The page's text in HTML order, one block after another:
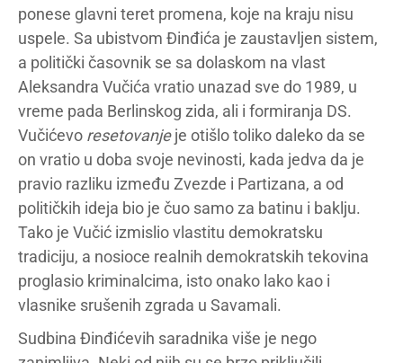
ponese glavni teret promena, koje na kraju nisu
uspele. Sa ubistvom Đinđića je zaustavljen sistem,
a politički časovnik se sa dolaskom na vlast
Aleksandra Vučića vratio unazad sve do 1989, u
vreme pada Berlinskog zida, ali i formiranja DS.
Vučićevo resetovanjeje otišlo toliko daleko da se
on vratio u doba svoje nevinosti, kada jedva da je
pravio razliku između Zvezde i Partizana, a od
političkih ideja bio je čuo samo za batinu i baklju.
Tako je Vučić izmislio vlastitu demokratsku
tradiciju, a nosioce realnih demokratskih tekovina
proglasio kriminalcima, isto onako lako kao i
vlasnike srušenih zgrada u Savamali.
Sudbina Đinđićevih saradnika više je nego